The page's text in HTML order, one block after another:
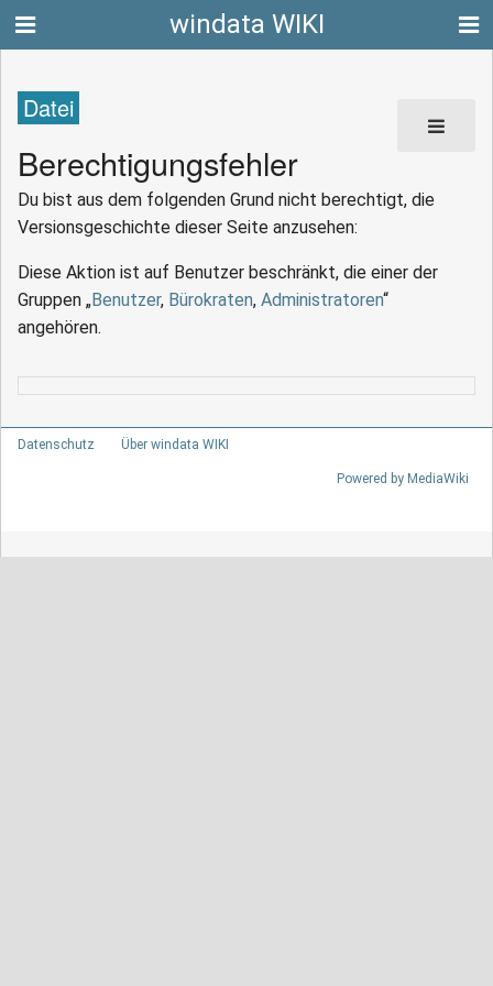
windata WIKI
Datei
Berechtigungsfehler
Du bist aus dem folgenden Grund nicht berechtigt, die
Versionsgeschichte dieser Seite anzusehen:
Diese Aktion ist auf Benutzer beschränkt, die einer der
Gruppen „Benutzer, Bürokraten, Administratoren“
angehören.
Datenschutz Über windata WIKI
Powered by MediaWiki